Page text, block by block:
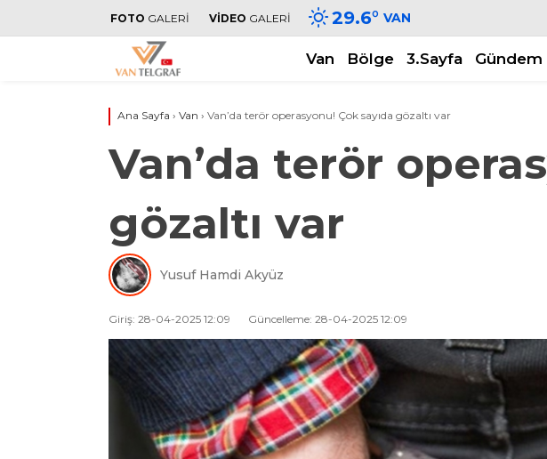
FOTO GALERİ VİDEO GALERİ 29.6° VAN
Van Bölge 3.Sayfa Gündem
Ana Sayfa › Van › Van’da terör operasyonu! Çok sayıda gözaltı var
Van’da terör
gözaltı var
Yusuf Hamdi Akyüz
Giriş: 28-04-2025 12:09 Güncelleme: 28-04-2025 12:09